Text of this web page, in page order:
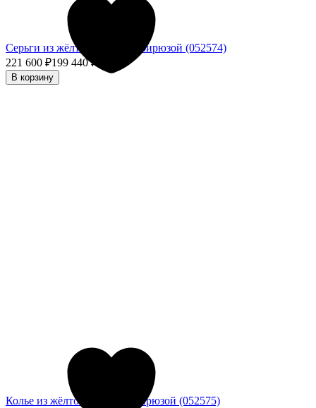
Серьги из жёлтого золота с бирюзой (052574)
221 600 ₽199 440₽
В корзину
Колье из жёлтого золота с бирюзой (052575)